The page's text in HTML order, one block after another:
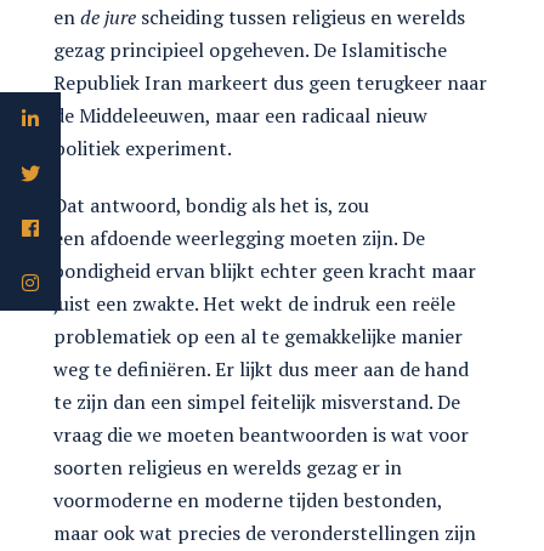
ende jure scheiding tussen religieus en werelds
gezag principieel opgeheven. De Islamitische
Republiek Iran markeert dus geen terugkeer naar
de Middeleeuwen, maar een radicaal nieuw
politiek experiment.
Dat antwoord, bondig als het is, zou
een afdoende weerlegging moeten zijn. De
bondigheid ervan blijkt echter geen kracht maar
juist een zwakte. Het wekt de indruk een reële
problematiek op een al te gemakkelijke manier
weg te definiëren. Er lijkt dus meer aan de hand
te zijn dan een simpel feitelijk misverstand. De
vraag die we moeten beantwoorden is wat voor
soorten religieus en werelds gezag er in
voormoderne en moderne tijden bestonden,
maar ook wat precies de veronderstellingen zijn